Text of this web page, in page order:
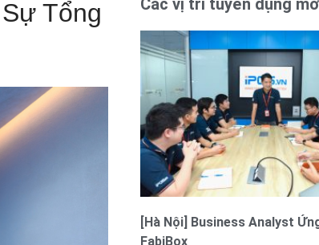
Tổng
Các vị trí tuyển dụng
[Hà Nội] Business Analyst
FabiBox